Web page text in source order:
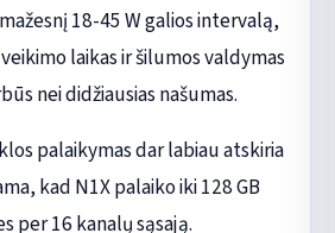
18-45 W galios intervalą,
laikas ir šilumos valdymas
nei didžiausias našumas.
palaikymas dar labiau atskiria
kad N1X palaiko iki 128 GB
per 16 kanalų sąsają.